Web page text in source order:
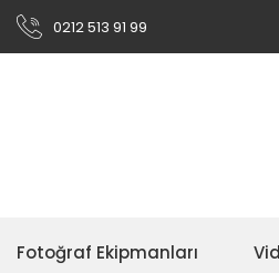
0212 513 91 99
Fotoğraf Ekipmanları